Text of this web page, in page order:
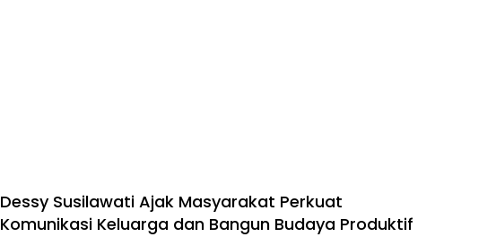
Dessy Susilawati Ajak Masyarakat Perkuat
Komunikasi Keluarga dan Bangun Budaya Produktif